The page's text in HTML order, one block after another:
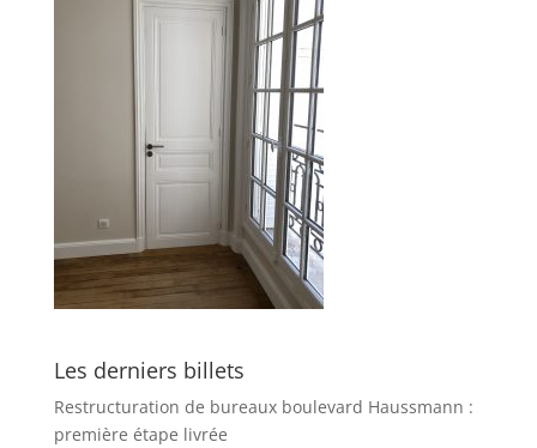
Les derniers billets
Restructuration de bureaux boulevard Haussmann :
première étape livrée